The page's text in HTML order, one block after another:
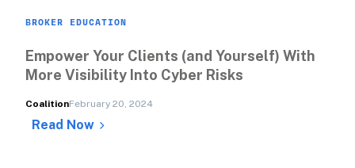
BROKER EDUCATION
Empower Your Clients (and Yourself) With
More Visibility Into Cyber Risks
CoalitionFebruary 20, 2024
Read Now